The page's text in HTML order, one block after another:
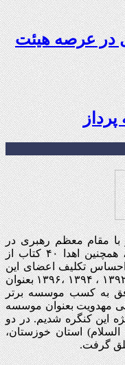
در عرصه‌ هیئت
با مقام معظم رهبری در
سالهای ۱۳۹۳ ، ۱۳۹۷ و ۱۳۹۸ میباشد، همچنین اهدا ۴۰ کتاب از
تکلیف اعضای این
مجموعه را دوچندان نمود. در سال های ۱۳۹۲ ، ۱۳۹۴ ،۱۳۹۶ بعنوان
به کسب موسسه برتر
در کنگره ملی مهدویت بعنوان موسسه
این کنگره شدیم. در دو
استان خوزستان،
گرفت.